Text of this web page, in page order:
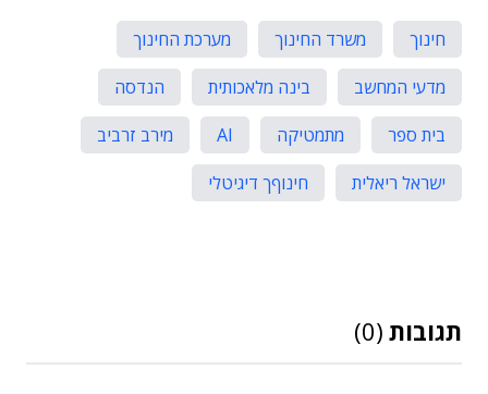
חינוך משרד החינוך
מערכת החינוך
מדעי המחשב
בינה מלאכותית
הנדסה
בית ספר
מתמטיקה AI
מירב זרביב
ישראל ריאלית
חינוףך דיגיטלי
תגובות (0)